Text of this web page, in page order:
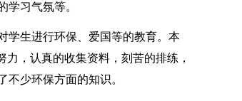
习气氛等。
生进行环保、爱国等的教育。本
，认真的收集资料，刻苦的排练，
少环保方面的知识。